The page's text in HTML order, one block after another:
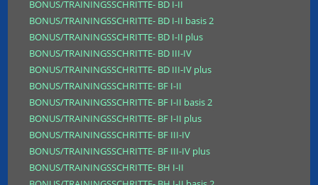
BONUS/TRAININGSSCHRITTE- BD I-II
BONUS/TRAININGSSCHRITTE- BD I-II basis 2
BONUS/TRAININGSSCHRITTE- BD I-II plus
BONUS/TRAININGSSCHRITTE- BD III-IV
BONUS/TRAININGSSCHRITTE- BD III-IV plus
BONUS/TRAININGSSCHRITTE- BF I-II
BONUS/TRAININGSSCHRITTE- BF I-II basis 2
BONUS/TRAININGSSCHRITTE- BF I-II plus
BONUS/TRAININGSSCHRITTE- BF III-IV
BONUS/TRAININGSSCHRITTE- BF III-IV plus
BONUS/TRAININGSSCHRITTE- BH I-II